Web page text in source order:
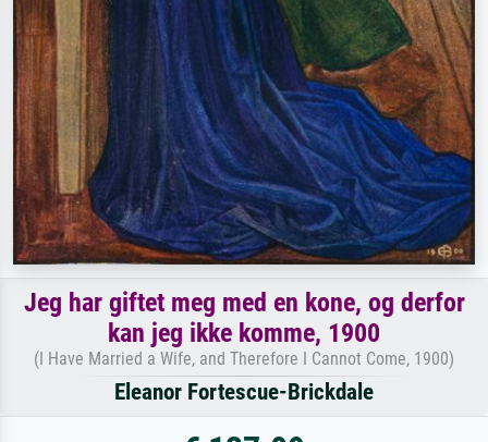
Jeg har giftet meg med en kone, og derfor
kan jeg ikke komme, 1900
(I Have Married a Wife, and Therefore I Cannot Come, 1900)
Eleanor Fortescue-Brickdale